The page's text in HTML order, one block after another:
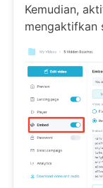
Kemudian,
mengaktifkan